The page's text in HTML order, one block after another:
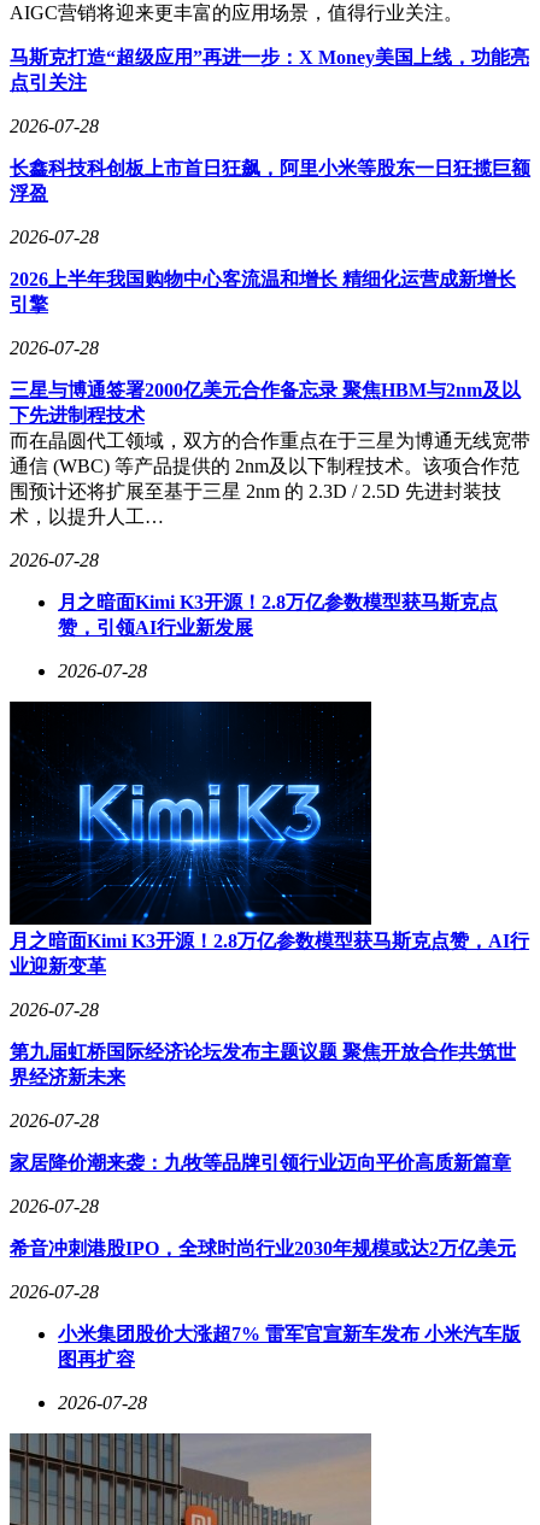
AIGC营销将迎来更丰富的应用场景，值得行业关注。
马斯克打造“超级应用”再进一步：X Money美国上线，功能亮
点引关注
2026-07-28
长鑫科技科创板上市首日狂飙，阿里小米等股东一日狂揽巨额
浮盈
2026-07-28
2026上半年我国购物中心客流温和增长 精细化运营成新增长
引擎
2026-07-28
三星与博通签署2000亿美元合作备忘录 聚焦HBM与2nm及以
下先进制程技术
而在晶圆代工领域，双方的合作重点在于三星为博通无线宽带
通信 (WBC) 等产品提供的 2nm及以下制程技术。该项合作范
围预计还将扩展至基于三星 2nm 的 2.3D / 2.5D 先进封装技
术，以提升人工…
2026-07-28
月之暗面Kimi K3开源！2.8万亿参数模型获马斯克点
赞，引领AI行业新发展
2026-07-28
月之暗面Kimi K3开源！2.8万亿参数模型获马斯克点赞，AI行
业迎新变革
2026-07-28
第九届虹桥国际经济论坛发布主题议题 聚焦开放合作共筑世
界经济新未来
2026-07-28
家居降价潮来袭：九牧等品牌引领行业迈向平价高质新篇章
2026-07-28
希音冲刺港股IPO，全球时尚行业2030年规模或达2万亿美元
2026-07-28
小米集团股价大涨超7% 雷军官宣新车发布 小米汽车版
图再扩容
2026-07-28